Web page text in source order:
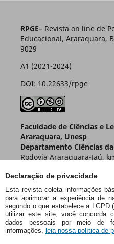
Declaração de privacidade
Esta revista coleta informações
para aprimorar a experiência de
segundo o que estabelece a LGPD
utilizar este site, você concorda
dados pessoais por meio de
informações, leia nossa política de
RPGE– Revista on line de
Educacional,
9029
A1 (2021-2024)
DOI: 10.22633/rpge
Faculdade de Ciências e
Araraquara, Unesp
Departamento Ciências
Rodovia Araraquara-Jaú,
Araraquara – SP – Brasil